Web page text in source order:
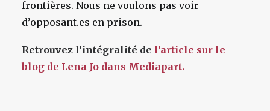
frontières. Nous ne voulons pas voir
d’opposant.es en prison.
Retrouvez l’intégralité de l’article sur le
blog de Lena Jo dans Mediapart.